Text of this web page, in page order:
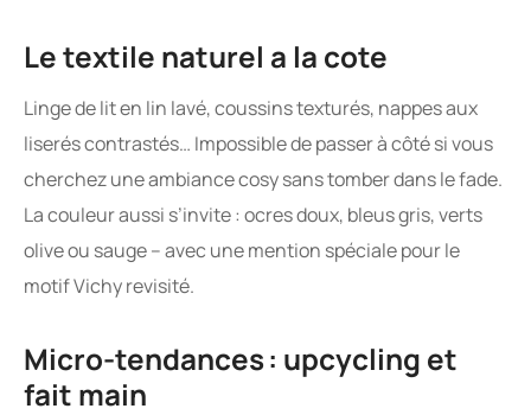
Le textile naturel a la cote
Linge de lit en lin lavé, coussins texturés, nappes aux
liserés contrastés… Impossible de passer à côté si vous
cherchez une ambiance cosy sans tomber dans le fade.
La couleur aussi s’invite : ocres doux, bleus gris, verts
olive ou sauge – avec une mention spéciale pour le
motif Vichy revisité.
Micro-tendances : upcycling et
fait main